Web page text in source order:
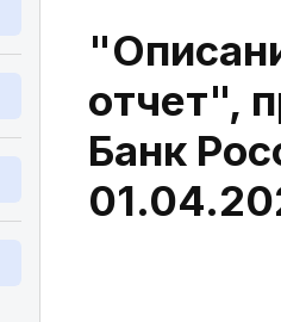
отчет",
Банк